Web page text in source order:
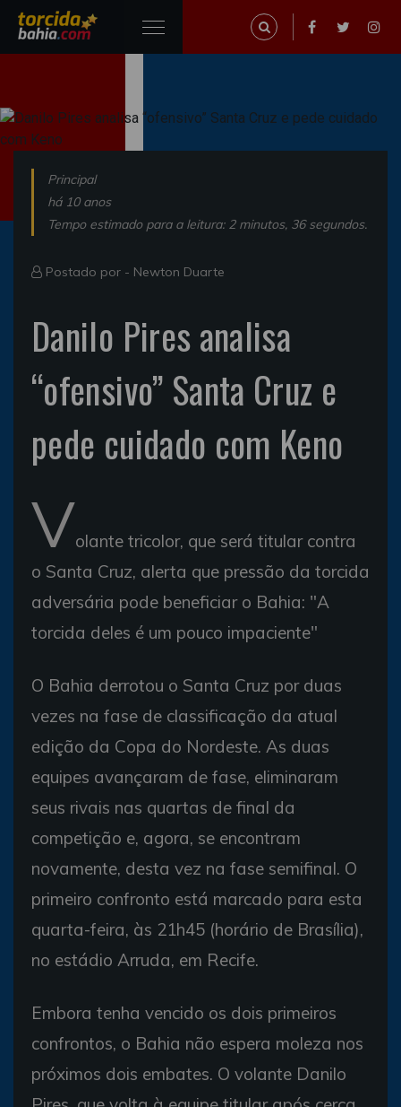
Principal
há 10 anos
Tempo estimado para a leitura: 2 minutos, 36 segundos.
Postado por - Newton Duarte
Danilo Pires analisa
“ofensivo” Santa Cruz e
pede cuidado com Keno
Volante tricolor, que será titular contra
o Santa Cruz, alerta que pressão da torcida
adversária pode beneficiar o Bahia: "A
torcida deles é um pouco impaciente"
O Bahia derrotou o Santa Cruz por duas
vezes na fase de classificação da atual
edição da Copa do Nordeste. As duas
equipes avançaram de fase, eliminaram
seus rivais nas quartas de final da
competição e, agora, se encontram
novamente, desta vez na fase semifinal. O
primeiro confronto está marcado para esta
quarta-feira, às 21h45 (horário de Brasília),
no estádio Arruda, em Recife.
Embora tenha vencido os dois primeiros
confrontos, o Bahia não espera moleza nos
próximos dois embates. O volante Danilo